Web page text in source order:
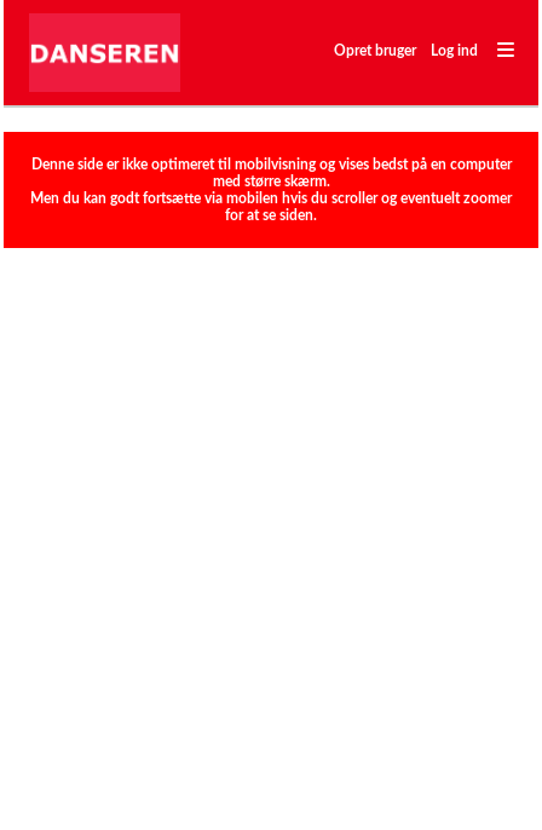
―
―
―
Opret bruger Log ind
Denne side er ikke optimeret til mobilvisning og vises bedst på en computer
med større skærm.
Men du kan godt fortsætte via mobilen hvis du scroller og eventuelt zoomer
for at se siden.